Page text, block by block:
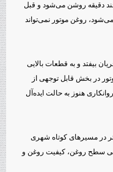
دقیقه روشن می‌شود و قبل
روغن موتور نمی‌تواند
بیفتد و به قطعات بالایی
در بخش قابل توجهی از
هنوز به حالت ایده‌آل
در مسیرهای کوتاه شهری
سطح روغن، کیفیت روغن و